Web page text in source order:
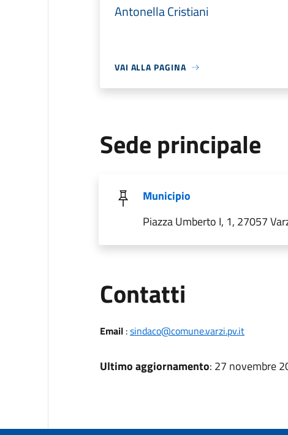
Antonella Cristiani
VAI ALLA PAGINA
Sede principale
Municipio
Piazza Umberto I, 1, 27057
Contatti
Email:sindaco@comune.varzi.pv.it
Ultimo aggiornamento: 27 novembre